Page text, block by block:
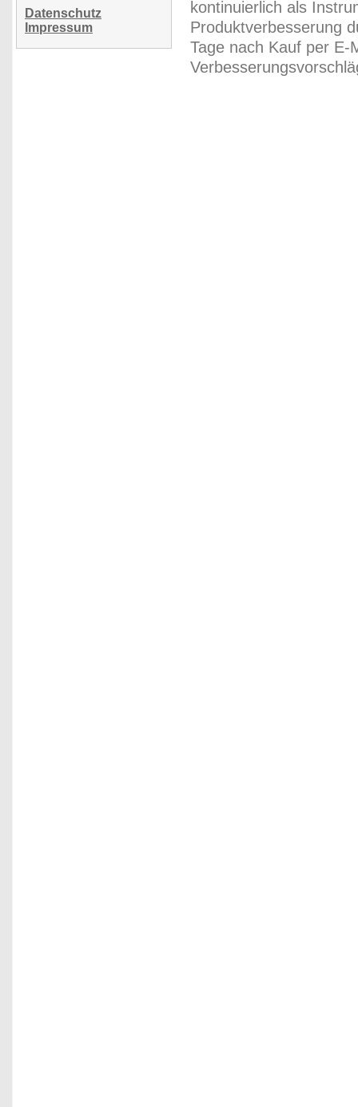
Datenschutz
Impressum
kontinuierlich als
Produktverbesserung
Tage nach Kauf per E-